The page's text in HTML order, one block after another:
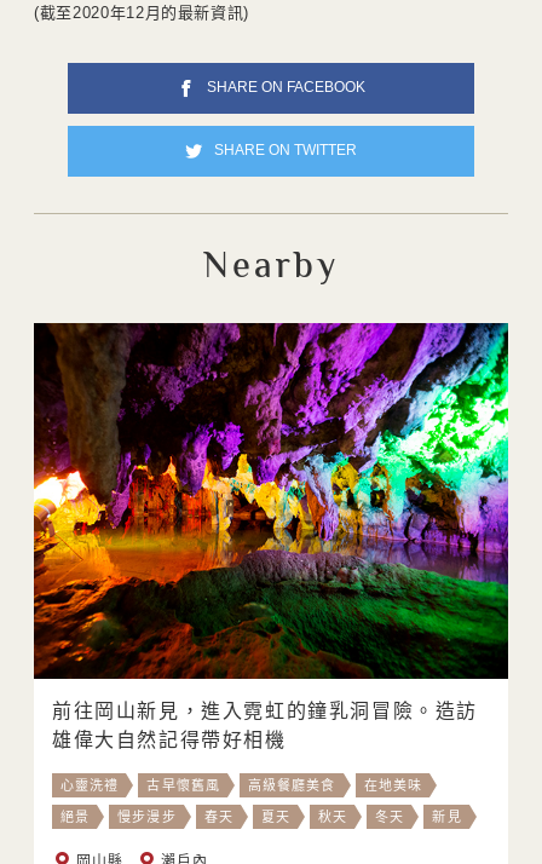
(截至2020年12月的最新資訊)
SHARE ON FACEBOOK
SHARE ON TWITTER
Nearby
前往岡山新見，進入霓虹的鐘乳洞冒險。造訪
雄偉大自然記得帶好相機
心靈洗禮 古早懷舊風 高級餐廳美食 在地美味
絕景 慢步漫步 春天 夏天 秋天 冬天 新見